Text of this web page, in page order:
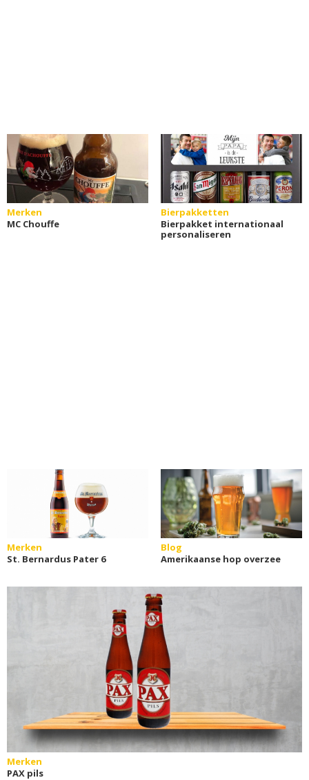
Merken
MC Chouffe
Bierpakketten
Bierpakket internationaal
personaliseren
Merken
St. Bernardus Pater 6
Blog
Amerikaanse hop overzee
Merken
PAX pils